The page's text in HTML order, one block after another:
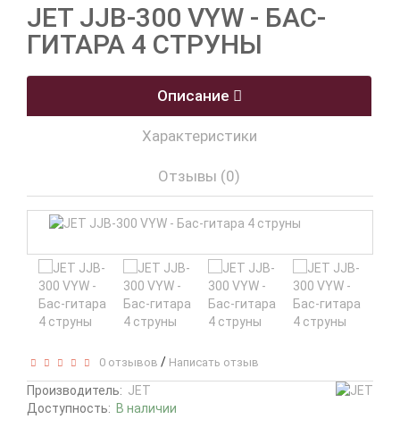
JET JJB-300 VYW - БАС-
ГИТАРА 4 СТРУНЫ
Описание
Характеристики
Отзывы (0)
0 отзывов / Написать отзыв
Производитель: JET
Доступность: В наличии